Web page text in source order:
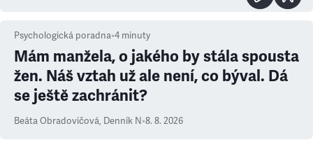
Psychologická poradna•4 minuty
Mám manžela, o jakého by stála spousta
žen. Náš vztah už ale není, co býval. Dá
se ještě zachránit?
Beáta Obradovičová, Denník N•8. 8. 2026